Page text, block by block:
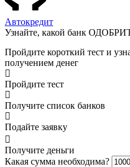
Автокредит
Узнайте, какой банк
Пройдите короткий тест и
получением денег
Пройдите тест
Получите список банков
Подайте заявку
Получите деньги
Какая сумма необходима?